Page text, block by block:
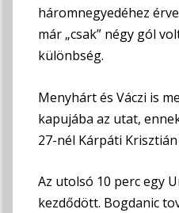
háromnegyedéhez
már „csak” négy gól
különbség.
Menyhárt és Váczi is
kapujába az utat,
27-nél Kárpáti
Az utolsó 10 perc egy
kezdődött. Bogdanic